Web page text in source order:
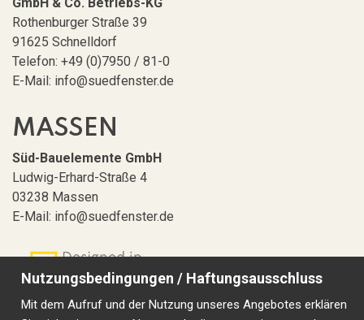
Rothenburger Straße 39
91625 Schnelldorf
Telefon: +49 (0)7950 / 81-0
E-Mail: info@suedfenster.de
MASSEN
Süd-Bauelemente GmbH
Ludwig-Erhard-Straße 4
03238 Massen
E-Mail: info@suedfenster.de
Nutzungsbedingungen / Haftungsausschluss
Mit dem Aufruf und der Nutzung unseres Angebotes erklären